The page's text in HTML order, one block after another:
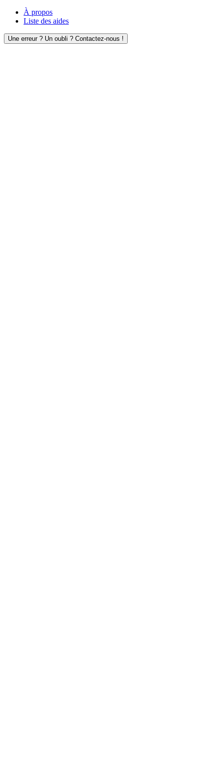
À propos
Liste des aides
Une erreur ? Un oubli ? Contactez-nous !